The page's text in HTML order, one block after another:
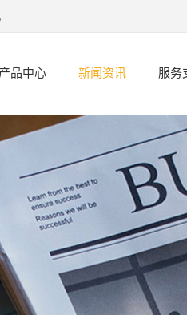
产品中心 新闻资讯 服务